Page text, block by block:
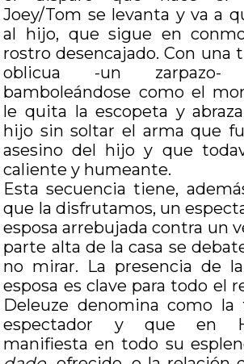
Joey/Tom se levanta y va a
al hijo, que sigue en
rostro desencajado. Con una
oblicua -un
bamboleándose como el
le quita la escopeta y
hijo sin soltar el arma que
asesino del hijo y que
caliente y humeante.
Esta secuencia tiene,
que la disfrutamos, un
esposa arrebujada contra un
parte alta de la casa se
no mirar. La presencia de
esposa es clave para todo el
Deleuze denomina como la
espectador y que en
manifiesta en todo su